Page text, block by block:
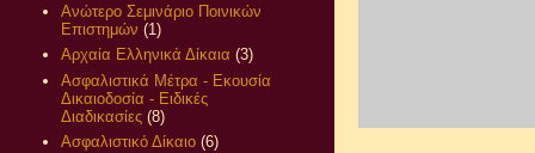
Ανώτερο Σεμινάριο Ποινικών
Επιστημών (1)
Αρχαία Ελληνικά Δίκαια (3)
Ασφαλιστικά Μέτρα - Εκουσία
Δικαιοδοσία - Ειδικές
Διαδικασίες (8)
Ασφαλιστικό Δίκαιο (6)